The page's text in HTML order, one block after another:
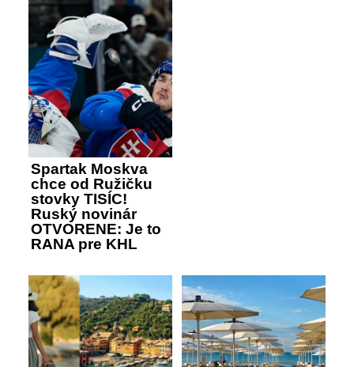
Spartak Moskva
chce od Ružičku
stovky TISÍC!
Ruský novinár
OTVORENE: Je to
RANA pre KHL